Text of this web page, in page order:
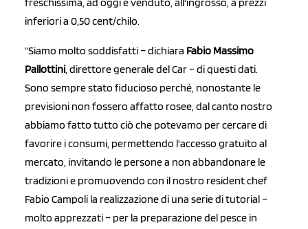
inferiori a 0,50 cent/chilo.
“Siamo molto soddisfatti – dichiara Fabio Massimo
Pallottini, direttore generale del Car – di questi dati.
Sono sempre stato fiducioso perché, nonostante le
previsioni non fossero affatto rosee, dal canto nostro
abbiamo fatto tutto ciò che potevamo per cercare di
favorire i consumi, permettendo l'accesso gratuito al
mercato, invitando le persone a non abbandonare le
tradizioni e promuovendo con il nostro resident chef
Fabio Campoli la realizzazione di una serie di tutorial –
molto apprezzati – per la preparazione del pesce in